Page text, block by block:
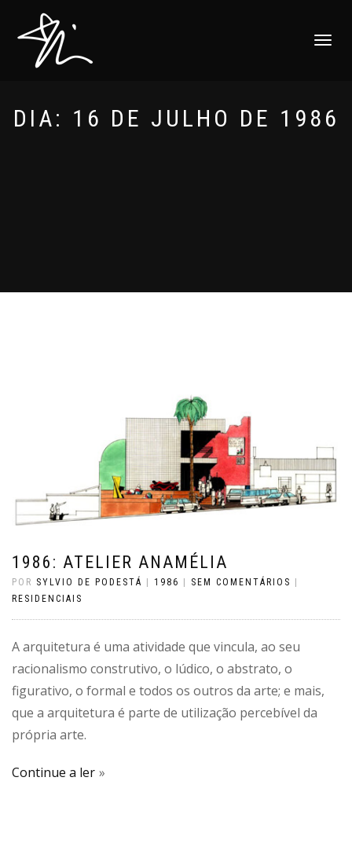
ALTERNAR
DIA: 16 DE JULHO DE 1986
1986: ATELIER ANAMÉLIA
POR SYLVIO DE PODESTÁ 1986 SEM COMENTÁRIOS
RESIDENCIAIS
A arquitetura é uma atividade que vincula, ao seu
racionalismo construtivo, o lúdico, o abstrato, o
figurativo, o formal e todos os outros da arte; e mais,
que a arquitetura é parte de utilização percebível da
própria arte.
Continue a ler